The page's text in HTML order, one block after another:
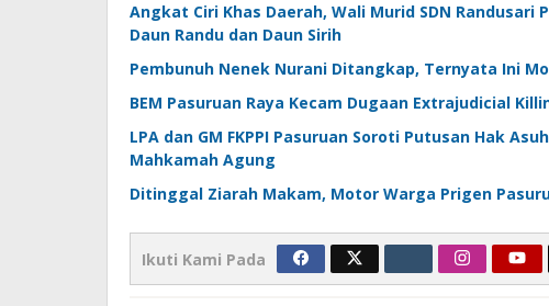
Angkat Ciri Khas Daerah, Wali Murid SDN
Daun Randu dan Daun Sirih
Pembunuh Nenek Nurani Ditangkap, Ternyata Ini
BEM Pasuruan Raya Kecam Dugaan Extrajudicial
LPA dan GM FKPPI Pasuruan Soroti Putusan Hak
Mahkamah Agung
Ditinggal Ziarah Makam, Motor Warga Prigen
Ikuti Kami Pada